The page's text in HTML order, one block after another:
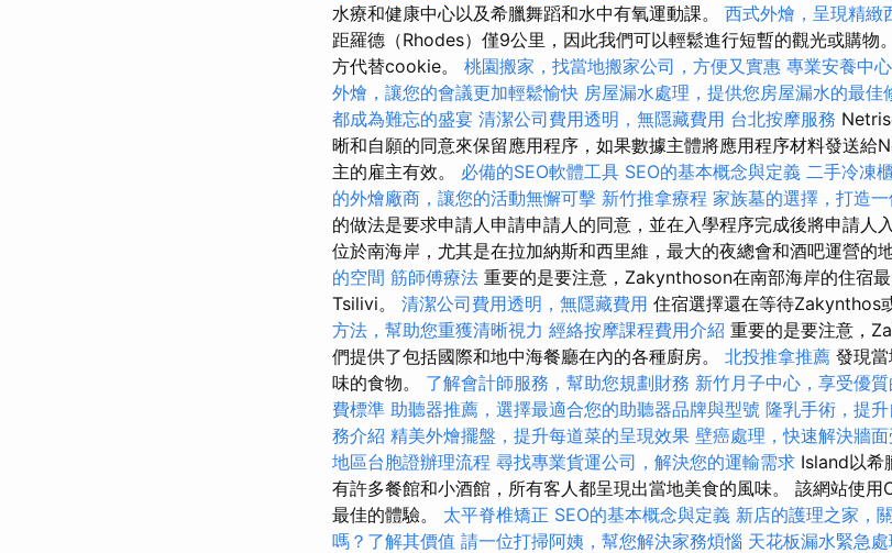
水療和健康中心以及希臘舞蹈和水中有氧運動課。 西式外燴，呈現精緻
距羅德（Rhodes）僅9公里，因此我們可以輕鬆進行短暫的觀光或購物
方代替cookie。 桃園搬家，找當地搬家公司，方便又實惠 專業安養中
外燴，讓您的會議更加輕鬆愉快 房屋漏水處理，提供您房屋漏水的最佳
都成為難忘的盛宴 清潔公司費用透明，無隱藏費用 台北按摩服務
晰和自願的同意來保留應用程序，如果數據主體將應用程序材料發送給
主的雇主有效。 必備的SEO軟體工具 SEO的基本概念與定義 二手冷凍
的外燴廠商，讓您的活動無懈可擊 新竹推拿療程 家族墓的選擇，打造
的做法是要求申請人申請申請人的同意，並在入學程序完成後將申請人
位於南海岸，尤其是在拉加納斯和西里維，最大的夜總會和酒吧運營的
的空間 筋師傅療法 重要的是要注意，Zakynthoson在南部海岸的住宿
Tsilivi。 清潔公司費用透明，無隱藏費用 住宿選擇還在等待Zakynthos
方法，幫助您重獲清晰視力 經絡按摩課程費用介紹 重要的是要注意，
們提供了包括國際和地中海餐廳在內的各種廚房。 北投推拿推薦 發現
味的食物。 了解會計師服務，幫助您規劃財務 新竹月子中心，享受優
費標準 助聽器推薦，選擇最適合您的助聽器品牌與型號 隆乳手術，提
務介紹 精美外燴擺盤，提升每道菜的呈現效果 壁癌處理，快速解決牆
地區台胞證辦理流程 尋找專業貨運公司，解決您的運輸需求 Island以希
有許多餐館和小酒館，所有客人都呈現出當地美食的風味。 該網站使
最佳的體驗。 太平脊椎矯正 SEO的基本概念與定義 新店的護理之家，
嗎？了解其價值 請一位打掃阿姨，幫您解決家務煩惱 天花板漏水緊急